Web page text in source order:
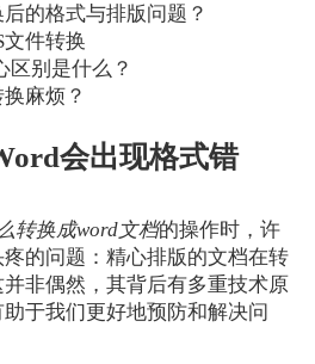
的格式与排版问题？
文件转换
区别是什么？
麻烦？
会出现格式错
转换成word文档的操作时，许
的问题：精心排版的文档在转
非偶然，其背后有多重技术原
于我们更好地预防和解决问